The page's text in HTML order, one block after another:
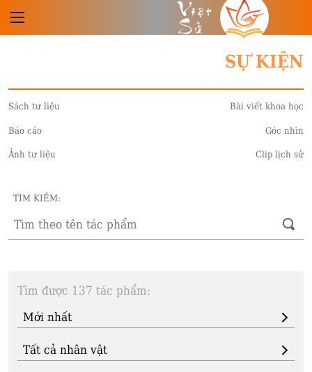
Việt
Sử
SỰ KIỆN
Sách tư liệu Bài viết khoa học
Báo cáo Góc nhìn
Ảnh tư liệu Clip lịch sử
TÌM KIẾM:
Tìm được 137 tác phẩm: